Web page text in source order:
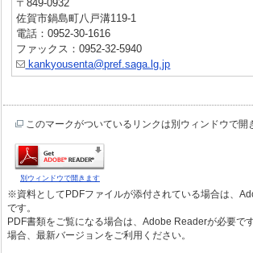
〒849-0932
佐賀市鍋島町八戸溝119-1
電話：0952-30-1616
ファックス：0952-32-5940
kankyousenta@pref.saga.lg.jp
このマークがついているリンクは別ウィンドウで開
別ウィンドウで開きます
※資料としてPDFファイルが添付されている場合は、
です。
PDF書類をご覧になる場合は、Adobe Readerが必要で
場合、最新バージョンをご利用ください。